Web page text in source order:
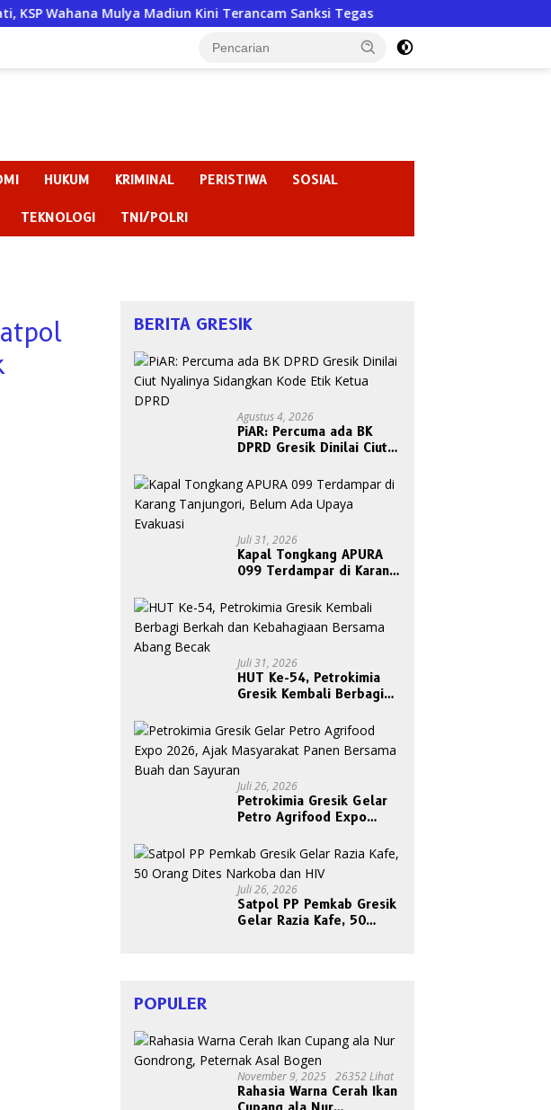
Madiun Kini Terancam Sanksi Tegas Badan Kehormatan atau Badan
HUKUM KRIMINAL PERISTIWA SOSIAL
TEKNOLOGI TNI/POLRI
BERITA GRESIK
Agustus 4, 2026
PiAR: Percuma ada BK
DPRD Gresik Dinilai Ciut
Etik Ketua DPRD
Juli 31, 2026
Kapal Tongkang APURA
099 Terdampar di Karang
Upaya Evakuasi
Juli 31, 2026
HUT Ke-54, Petrokimia
Gresik Kembali Berbagi
Bersama Abang Becak
Juli 26, 2026
Petrokimia Gresik Gelar
Petro Agrifood Expo
Panen Bersama Buah dan
Sayuran
Juli 26, 2026
Satpol PP Pemkab Gresik
Gelar Razia Kafe, 50
POPULER
November 9, 2025 26352 Lihat
Rahasia Warna Cerah Ikan